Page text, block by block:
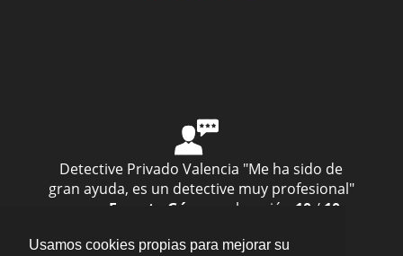
Usamos cookies propias para mejorar su
Detective Privado Valencia "Me ha sido de
gran ayuda, es un detective muy profesional"
Ernesto Gómez valoración 10 / 10